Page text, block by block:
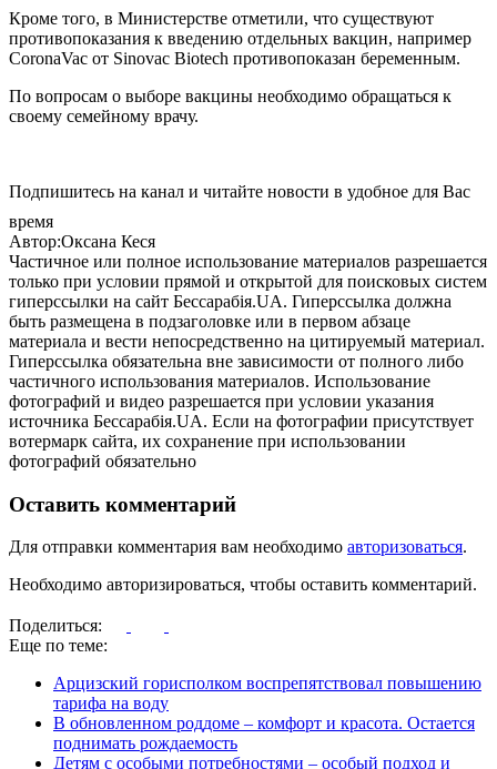
Кроме того, в Министерстве отметили, что существуют
противопоказания к введению отдельных вакцин, например
CoronaVac от Sinovac Biotech противопоказан беременным.
По вопросам о выборе вакцины необходимо обращаться к
своему семейному врачу.
Подпишитесь на канал и читайте новости в удобное для Вас
время
Автор:Оксана Кеся
Частичное или полное использование материалов разрешается
только при условии прямой и открытой для поисковых систем
гиперссылки на сайт Бессарабія.UA. Гиперссылка должна
быть размещена в подзаголовке или в первом абзаце
материала и вести непосредственно на цитируемый материал.
Гиперссылка обязательна вне зависимости от полного либо
частичного использования материалов. Использование
фотографий и видео разрешается при условии указания
источника Бессарабія.UA. Если на фотографии присутствует
вотермарк сайта, их сохранение при использовании
фотографий обязательно
Оставить комментарий
Для отправки комментария вам необходимо авторизоваться.
Необходимо авторизироваться, чтобы оставить комментарий.
Поделиться:
Еще по теме:
Арцизский горисполком воспрепятствовал повышению
тарифа на воду
В обновленном роддоме – комфорт и красота. Остается
поднимать рождаемость
Детям с особыми потребностями – особый подход и